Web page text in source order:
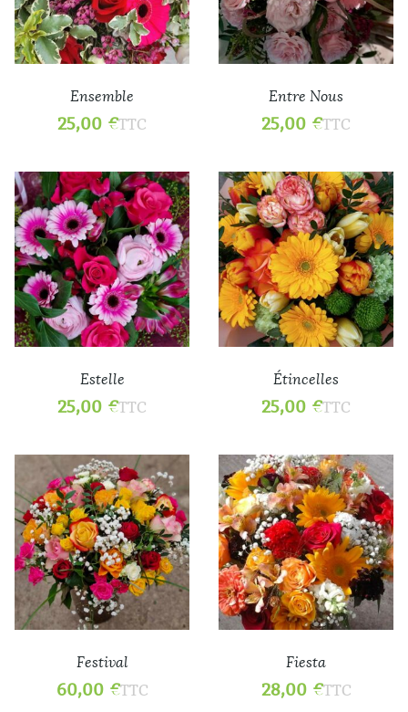
Ensemble
25,00 €TTC
Entre Nous
25,00 €TTC
Estelle
25,00 €TTC
Étincelles
25,00 €TTC
Festival
60,00 €TTC
Fiesta
28,00 €TTC